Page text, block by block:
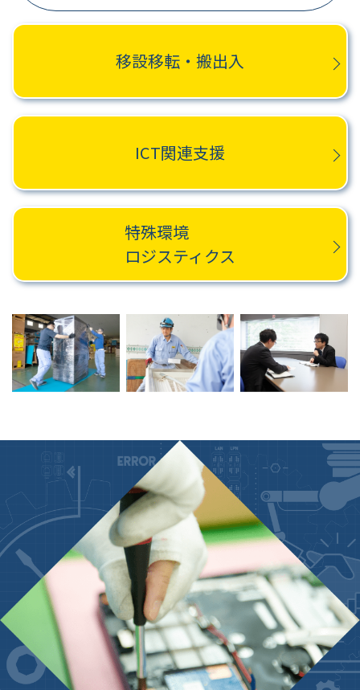
移設移転・搬出入
ICT関連支援
特殊環境
ロジスティクス